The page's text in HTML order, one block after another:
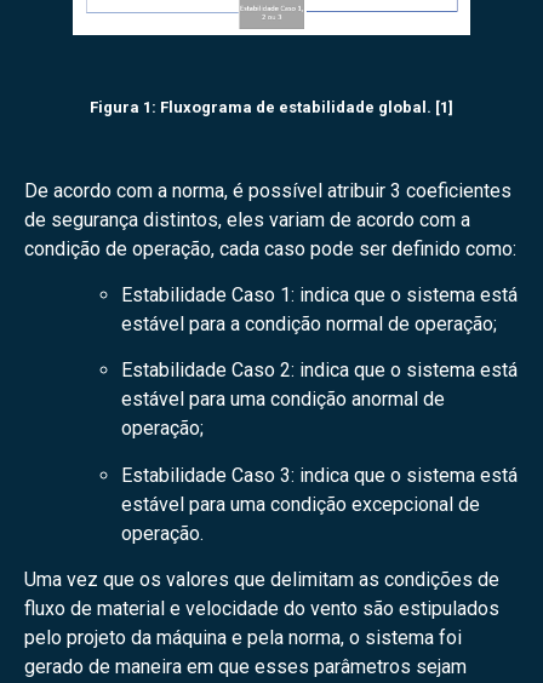
Figura 1: Fluxograma de estabilidade global. [1]
De acordo com a norma, é possível atribuir 3 coeficientes
de segurança distintos, eles variam de acordo com a
condição de operação, cada caso pode ser definido como:
Estabilidade Caso 1: indica que o sistema está
estável para a condição normal de operação;
Estabilidade Caso 2: indica que o sistema está
estável para uma condição anormal de
operação;
Estabilidade Caso 3: indica que o sistema está
estável para uma condição excepcional de
operação.
Uma vez que os valores que delimitam as condições de
fluxo de material e velocidade do vento são estipulados
pelo projeto da máquina e pela norma, o sistema foi
gerado de maneira em que esses parâmetros sejam